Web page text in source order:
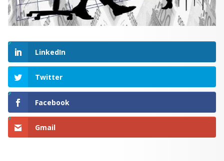
LinkedIn
Twitter
Facebook
Gmail